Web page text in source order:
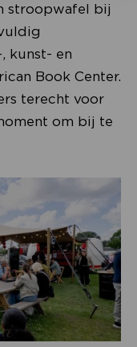
stroopwafel bij
kunst- en
Book Center.
terecht voor
om bij te